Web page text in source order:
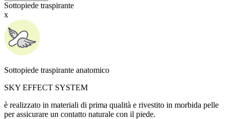
Sottopiede traspirante
x
Sottopiede traspirante anatomico
SKY EFFECT SYSTEM
è realizzato in materiali di prima qualità e rivestito in morbida pelle
per assicurare un contatto naturale con il piede.